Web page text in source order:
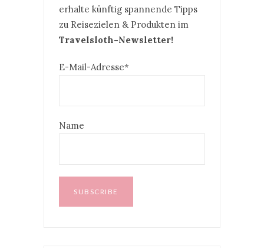
erhalte künftig spannende Tipps
zu Reisezielen & Produkten im
Travelsloth-Newsletter!
E-Mail-Adresse*
Name